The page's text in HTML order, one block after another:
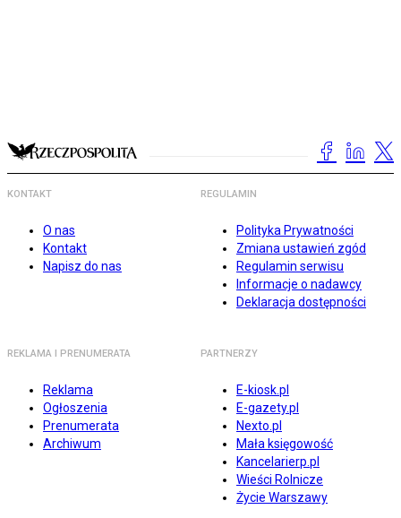
KONTAKT
O nas
Kontakt
Napisz do nas
REGULAMIN
Polityka Prywatności
Zmiana ustawień zgód
Regulamin serwisu
Informacje o nadawcy
Deklaracja dostępności
REKLAMA I PRENUMERATA
Reklama
Ogłoszenia
Prenumerata
Archiwum
PARTNERZY
E-kiosk.pl
E-gazety.pl
Nexto.pl
Mała księgowość
Kancelarierp.pl
Wieści Rolnicze
Życie Warszawy